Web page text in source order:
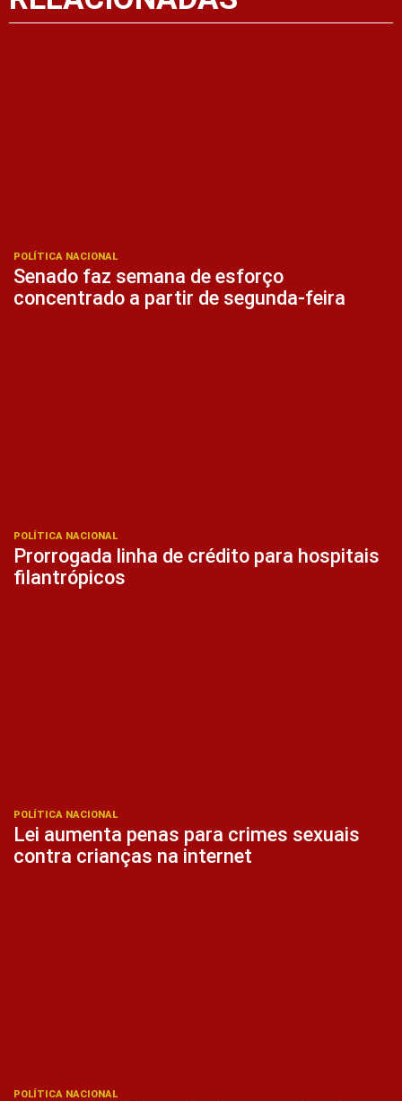
POLÍTICA NACIONAL
Senado faz semana de esforço
concentrado a partir de segunda-feira
POLÍTICA NACIONAL
Prorrogada linha de crédito para hospitais
filantrópicos
POLÍTICA NACIONAL
Lei aumenta penas para crimes sexuais
contra crianças na internet
POLÍTICA NACIONAL